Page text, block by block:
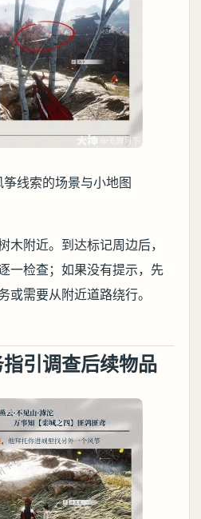
线索的场景与小地图
木附近。到达标记周边后，
一检查；如果没有提示，先
或需要从附近道路绕行。
引调查后续物品